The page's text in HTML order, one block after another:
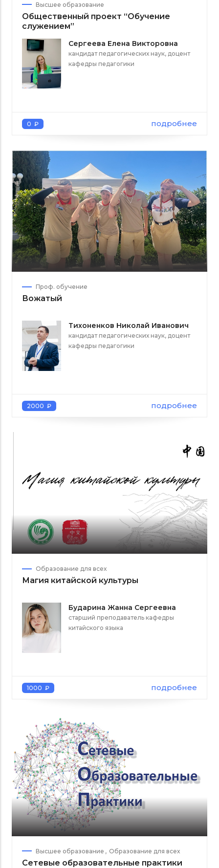
Высшее образование
Общественный проект “Обучение
служением”
Сергеева Елена Викторовна
кандидат педагогических наук, доцент
кафедры педагогики
0 ₽ подробнее
Проф. обучение
Вожатый
Тихоненков Николай Иванович
кандидат педагогических наук, доцент
кафедры педагогики
2000 ₽ подробнее
Образование для всех
Магия китайской культуры
Бударина Жанна Сергеевна
старший преподаватель кафедры
китайского языка
1000 ₽ подробнее
Высшее образование Образование для всех
Сетевые образовательные практики